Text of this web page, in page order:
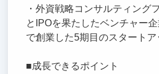
・外資戦略コンサルティング
とIPOを果たしたベンチャー
で創業した5期目のスタート
■成長できるポイント